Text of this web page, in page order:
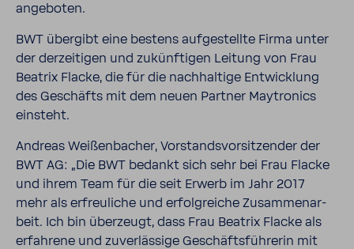
ange­boten.
BWT über­gibt eine bestens aufge­stellte Firma unter
der derzei­tigen und zukünf­tigen Leitung von Frau
Beatrix Flacke, die für die nach­hal­tige Entwick­lung
des Geschäfts mit dem neuen Partner Maytro­nics
einsteht.
Andreas Weißen­ba­cher, Vorstands­vor­sit­zender der
BWT AG: „Die BWT bedankt sich sehr bei Frau Flacke
und ihrem Team für die seit Erwerb im Jahr 2017
mehr als erfreu­liche und erfolg­reiche Zusam­men­ar­
beit. Ich bin über­zeugt, dass Frau Beatrix Flacke als
erfah­rene und zuver­läs­sige Geschäfts­füh­rerin mit